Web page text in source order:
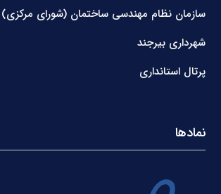
سازمان نظام مهندسی ساختمان (شورای مرکزی)
شهرداری بیرجند
پرتال استانداری
نمادها